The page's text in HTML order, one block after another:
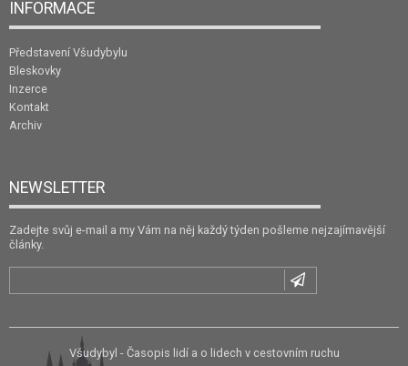
INFORMACE
Představení Všudybylu
Bleskovky
Inzerce
Kontakt
Archiv
NEWSLETTER
Zadejte svůj e-mail a my Vám na něj každý týden pošleme nejzajímavější
články.
Všudybyl - Časopis lidí a o lidech v cestovním ruchu